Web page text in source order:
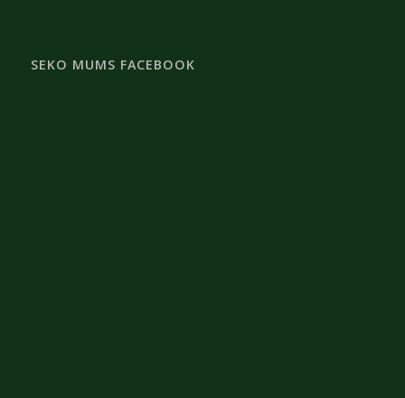
SEKO MUMS FACEBOOK